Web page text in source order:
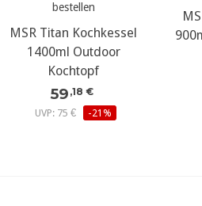
MSR Titan Kochkessel
1400ml Outdoor
Kochtopf
59 ,18 €
UVP: 75 €
-21%